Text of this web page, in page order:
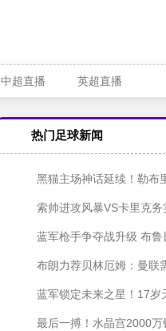
中超直播 英超直播
热门足球新闻
黑猫主场神话延续！勒布里斯放
索帅进攻风暴VS卡里克务实防
蓝军枪手争夺战升级 布鲁日新星
布朗力荐贝林厄姆：曼联需要
蓝军锁定未来之星！17岁
最后一搏！水晶宫2000万